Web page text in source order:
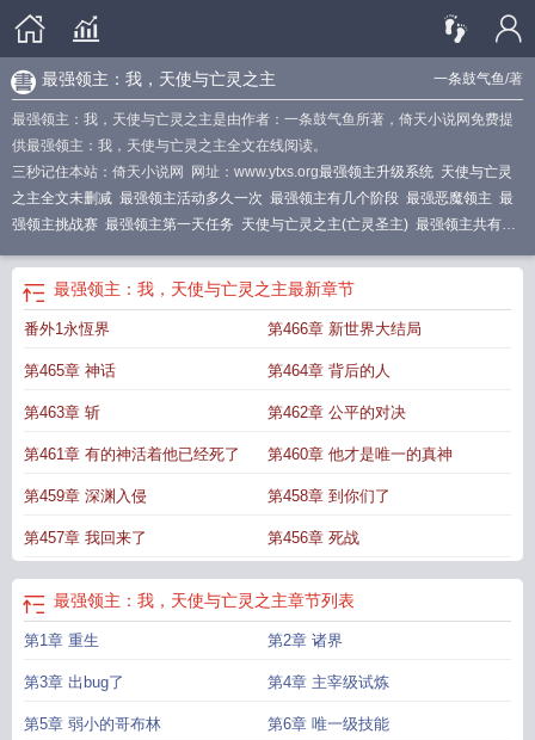
一条鼓气鱼/著
最强领主：我，天使与亡灵之主
最强领主：我，天使与亡灵之主是由作者：一条鼓气鱼所著，倚天小说网免费提
供最强领主：我，天使与亡灵之主全文在线阅读。
三秒记住本站：倚天小说网 网址：www.ytxs.org最强领主升级系统 天使与亡灵
之主全文未删减 最强领主活动多久一次 最强领主有几个阶段 最强恶魔领主 最
强领主挑战赛 最强领主第一天任务 天使与亡灵之主(亡灵圣主) 最强领主共有几
最强领主活动顺序 最强领主系统 天使与亡灵之主漫画
阅读
期最强领主六个阶段 最强领主系统笔趣阁最强领主活动攻略最强亡灵主宰
挑战赛攻略 最强领主多久一次 天使与亡灵之主TXTsfo最强领主
使与亡灵之主
最强领主系统免费阅读最强领袖
发展之路最强领主猎杀之路最强领主任务最强领主我天使与亡灵之主动漫
最强领主：我，天使与亡灵之主最新章节
番外1永恆界 第466章 新世界大结局
第465章 神话 第464章 背后的人
第463章 斩 第462章 公平的对决
第461章 有的神活着他已经死了 第460章 他才是唯一的真神
第459章 深渊入侵 第458章 到你们了
第457章 我回来了 第456章 死战
最强领主：我，天使与亡灵之主章节列表
第1章 重生 第2章 诸界
第3章 出bug了 第4章 主宰级试炼
第5章 弱小的哥布林 第6章 唯一级技能